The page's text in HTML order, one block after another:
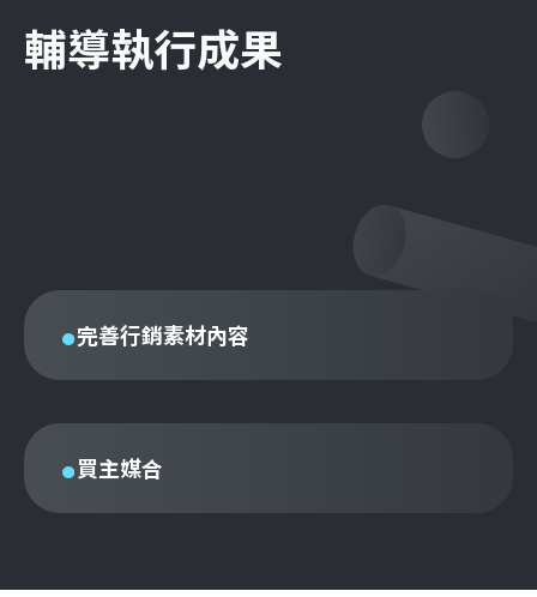
輔導執行成果
完善行銷素材內容
買主媒合